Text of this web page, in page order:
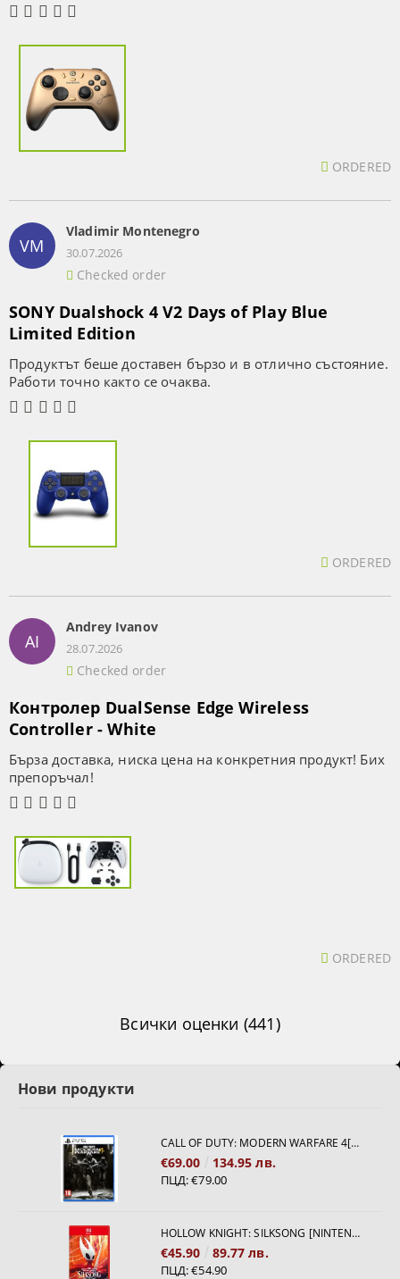
ORDERED
VM
Vladimir Montenegro
30.07.2026
Checked order
SONY Dualshock 4 V2 Days of Play Blue
Limited Edition
Продуктът беше доставен бързо и в отлично състояние.
Работи точно както се очаква.
ORDERED
AI
Andrey Ivanov
28.07.2026
Checked order
Контролер DualSense Edge Wireless
Controller - White
Бърза доставка, ниска цена на конкретния продукт! Бих
препоръчал!
ORDERED
Всички оценки (441)
Нови продукти
CALL OF DUTY: MODERN WARFARE 4[PS5]
€69.00 134.95 лв.
ПЦД:€79.00
HOLLOW KNIGHT: SILKSONG [NINTENDO SWITCH 2]
€45.90 89.77 лв.
ПЦД:€54.90